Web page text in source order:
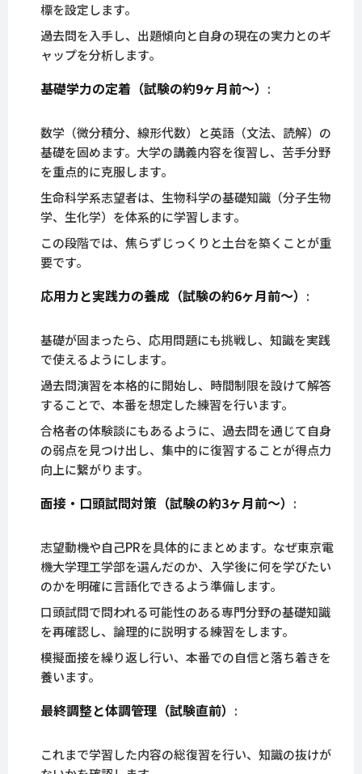
標を設定します。
過去問を入手し、出題傾向と自身の現在の実力とのギ
ャップを分析します。
基礎学力の定着（試験の約9ヶ月前～） :
数学（微分積分、線形代数）と英語（文法、読解）の
基礎を固めます。大学の講義内容を復習し、苦手分野
を重点的に克服します。
生命科学系志望者は、生物科学の基礎知識（分子生物
学、生化学）を体系的に学習します。
この段階では、焦らずじっくりと土台を築くことが重
要です。
応用力と実践力の養成（試験の約6ヶ月前～） :
基礎が固まったら、応用問題にも挑戦し、知識を実践
で使えるようにします。
過去問演習を本格的に開始し、時間制限を設けて解答
することで、本番を想定した練習を行います。
合格者の体験談にもあるように、過去問を通じて自身
の弱点を見つけ出し、集中的に復習することが得点力
向上に繋がります。
面接・口頭試問対策（試験の約3ヶ月前～） :
志望動機や自己PRを具体的にまとめます。なぜ東京電
機大学理工学部を選んだのか、入学後に何を学びたい
のかを明確に言語化できるよう準備します。
口頭試問で問われる可能性のある専門分野の基礎知識
を再確認し、論理的に説明する練習をします。
模擬面接を繰り返し行い、本番での自信と落ち着きを
養います。
最終調整と体調管理（試験直前） :
これまで学習した内容の総復習を行い、知識の抜けが